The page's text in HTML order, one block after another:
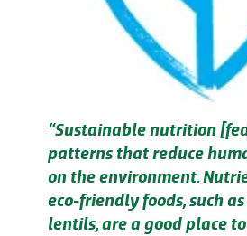
“Sustainable nutrition
patterns that reduce
on the environment.
eco-friendly foods, such
lentils, are a good place